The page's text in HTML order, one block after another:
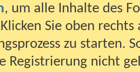
, um alle Inhalte des
Sie oben
zu starten.
Registrierung nicht